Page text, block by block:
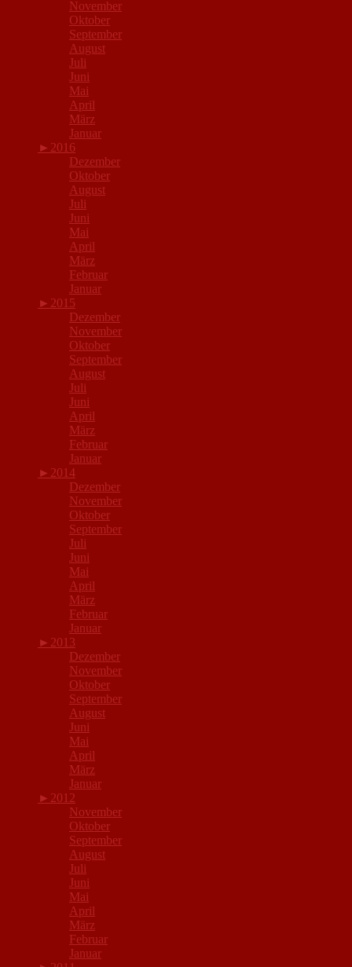
November
Oktober
September
August
Juli
Juni
Mai
April
März
Januar
► 2016
Dezember
Oktober
August
Juli
Juni
Mai
April
März
Februar
Januar
► 2015
Dezember
November
Oktober
September
August
Juli
Juni
April
März
Februar
Januar
► 2014
Dezember
November
Oktober
September
Juli
Juni
Mai
April
März
Februar
Januar
► 2013
Dezember
November
Oktober
September
August
Juni
Mai
April
März
Januar
► 2012
November
Oktober
September
August
Juli
Juni
Mai
April
März
Februar
Januar